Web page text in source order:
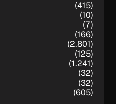
(415)
(10)
(7)
(166)
(2.801)
(125)
(1.241)
(32)
(32)
(605)